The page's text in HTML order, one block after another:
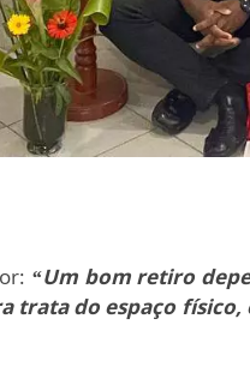
“Um bom retiro
trata do espaço